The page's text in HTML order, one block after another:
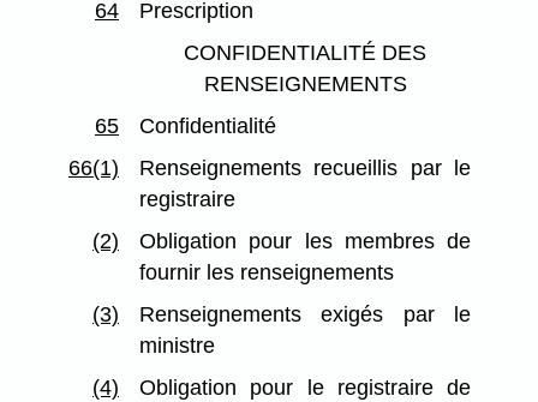
64
Prescription
CONFIDENTIALITÉ DES
RENSEIGNEMENTS
65
Confidentialité
66(1)
Renseignements recueillis par le
registraire
(2)
Obligation pour les membres de
fournir les renseignements
(3)
Renseignements exigés par le
ministre
(4)
Obligation pour le registraire de